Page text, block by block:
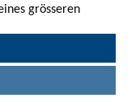
grösseren